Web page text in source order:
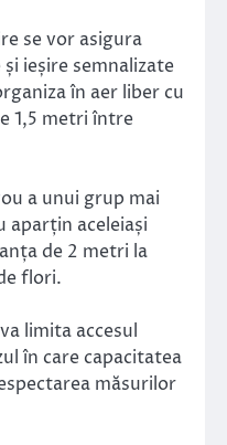
se vor asigura
ieșire semnalizate
în aer liber cu
1,5 metri între
a unui grup mai
aparțin aceleiași
de 2 metri la
flori.
limita accesul
în care capacitatea
măsurilor